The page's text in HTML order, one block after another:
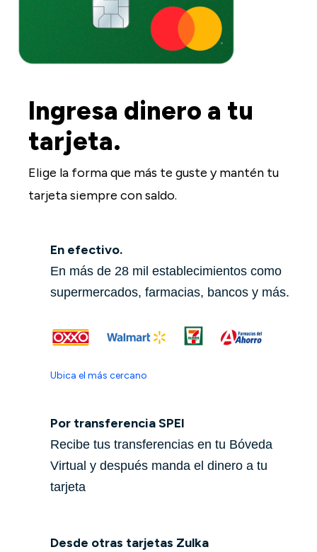
Ingresa dinero a tu
tarjeta.
Elige la forma que más te guste y mantén tu
tarjeta siempre con saldo.
En efectivo.
En más de 28 mil establecimientos como
supermercados, farmacias, bancos y más.
Ubica el más cercano
Por transferencia SPEI
Recibe tus transferencias en tu Bóveda
Virtual y después manda el dinero a tu
tarjeta
Desde otras tarjetas Zulka